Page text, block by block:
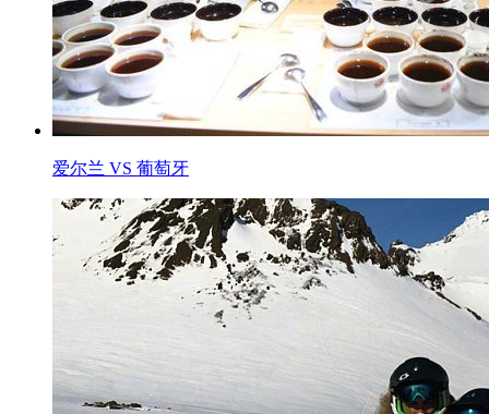
爱尔兰 VS 葡萄牙